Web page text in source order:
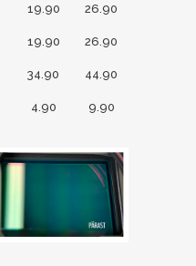
19.90 26.90
19.90 26.90
34.90 44.90
4.90 9.90